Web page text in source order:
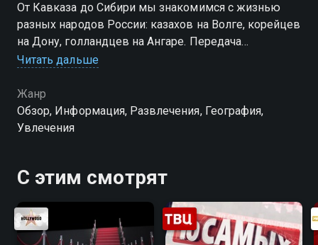
От Кавказа до Сибири мы знакомимся с жизнью
разных народов России: казахов на Волге, корейцев
на Дону, голландцев на Ангаре. Передача
показывает судьбы героев, традиционный уклад и
Читать дальше
Жанр
Обзор, Информация, Развлечения, География,
Увлечения
С этим смотрят